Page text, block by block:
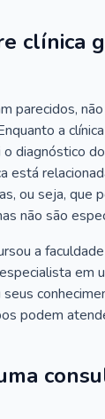
clínica
parecidos,
a
diagnóstico
está
ou seja, que
não são
a
em
podem